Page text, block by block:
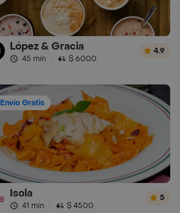
López & Gracia
45 min · $ 6000
4.9
Envío Gratis
Isola
41 min · $ 4500
5